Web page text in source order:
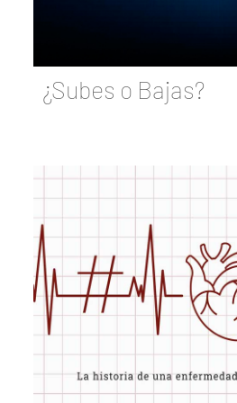
¿Subes o Bajas?